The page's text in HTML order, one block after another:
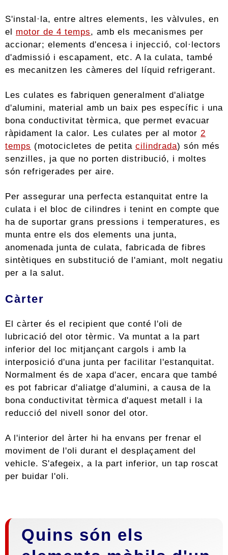
S'instal·la, entre altres elements, les vàlvules, en
el motor de 4 temps, amb els mecanismes per
accionar; elements d'encesa i injecció, col·lectors
d'admissió i escapament, etc. A la culata, també
es mecanitzen les càmeres del líquid refrigerant.
Les culates es fabriquen generalment d'aliatge
d'alumini, material amb un baix pes específic i una
bona conductivitat tèrmica, que permet evacuar
ràpidament la calor. Les culates per al motor 2
temps (motocicletes de petita cilindrada) són més
senzilles, ja que no porten distribució, i moltes
són refrigerades per aire.
Per assegurar una perfecta estanquitat entre la
culata i el bloc de cilindres i tenint en compte que
ha de suportar grans pressions i temperatures, es
munta entre els dos elements una junta,
anomenada junta de culata, fabricada de fibres
sintètiques en substitució de l'amiant, molt negatiu
per a la salut.
Càrter
El càrter és el recipient que conté l'oli de
lubricació del otor tèrmic. Va muntat a la part
inferior del loc mitjançant cargols i amb la
interposició d'una junta per facilitar l'estanquitat.
Normalment és de xapa d'acer, encara que també
es pot fabricar d'aliatge d'alumini, a causa de la
bona conductivitat tèrmica d'aquest metall i la
reducció del nivell sonor del otor.
A l'interior del àrter hi ha envans per frenar el
moviment de l'oli durant el desplaçament del
vehicle. S'afegeix, a la part inferior, un tap roscat
per buidar l'oli.
Quins són els